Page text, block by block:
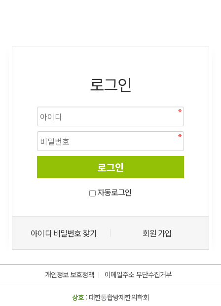
로그인
자동로그인
아이디 비밀번호 찾기 회원 가입
개인정보 보호정책 이메일주소 무단수집거부
상호: 대한통합방제한의학회